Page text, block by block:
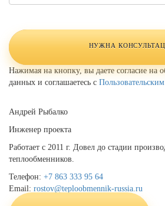
URL
НУЖНА
Нажимая на кнопку, вы даете согласие на
данных и соглашаетесь с
Андрей Рыбалко
Инженер проекта
Работает с 2011 г. Довел до стадии
теплообменников.
Телефон: +7 863 333 95 64
Email: rostov@teploobmennik-russia.ru